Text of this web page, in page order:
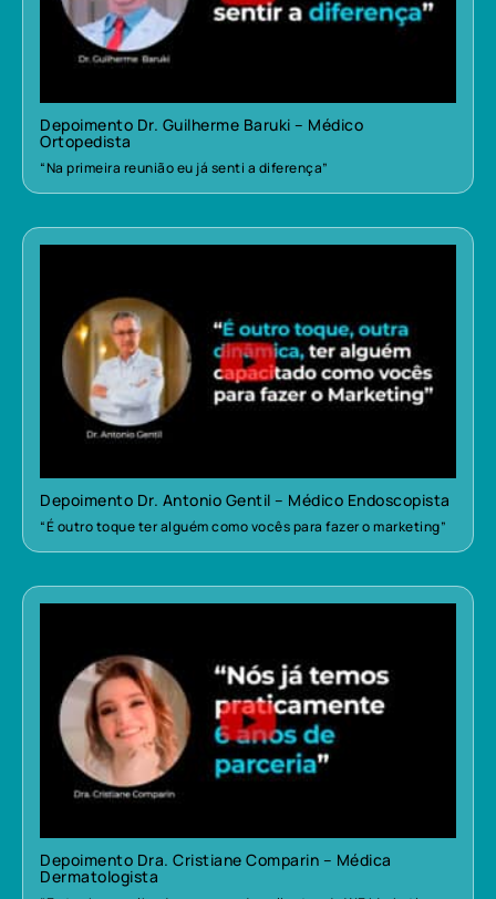
Depoimento Dr. Guilherme Baruki – Médico
Ortopedista
“Na primeira reunião eu já senti a diferença”
Depoimento Dr. Antonio Gentil – Médico Endoscopista
“É outro toque ter alguém como vocês para fazer o marketing”
Depoimento Dra. Cristiane Comparin – Médica
Dermatologista